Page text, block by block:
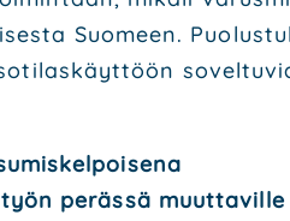
Suo­meen.
peräs­sä